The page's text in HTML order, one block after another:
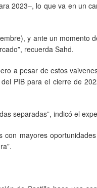
2023–, lo que va en un
y ante un momento
recuerda Sahd.
a pesar de estos
PIB para el cierre de
separadas”, indicó el
mayores